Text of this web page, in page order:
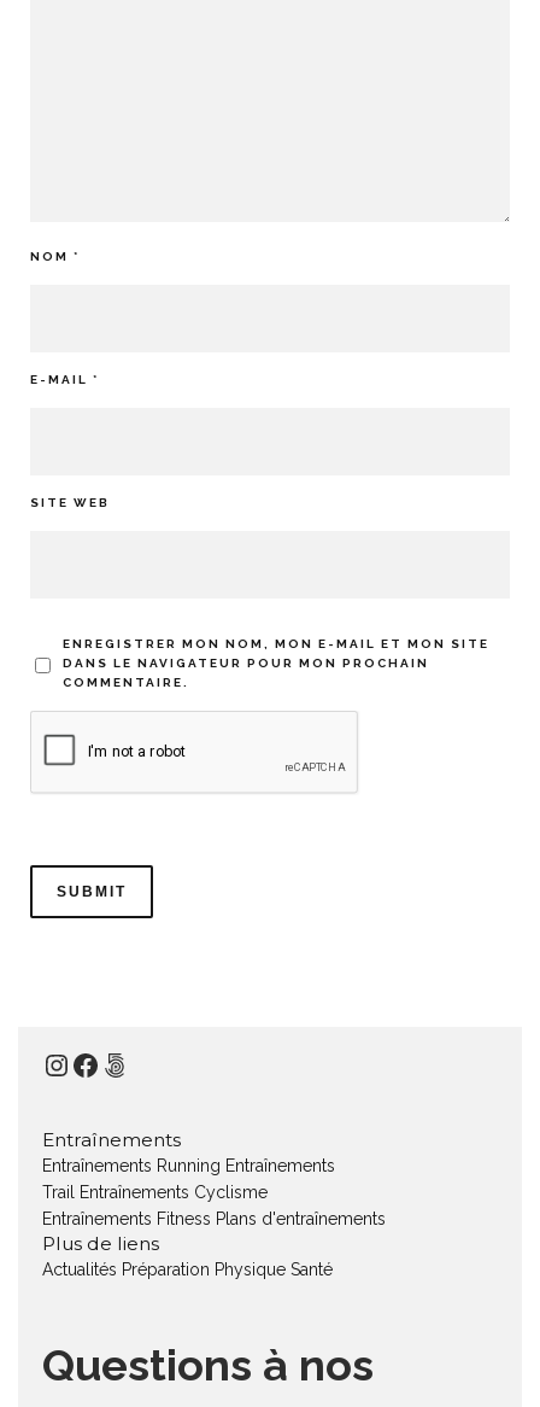
NOM *
E-MAIL *
SITE WEB
ENREGISTRER MON NOM, MON E-MAIL ET MON SITE
DANS LE NAVIGATEUR POUR MON PROCHAIN
COMMENTAIRE.
Instagram
Facebook
500px
Entraînements
Entraînements Running Entraînements
Trail
Entraînements Cyclisme
Entraînements Fitness Plans d'entraînements
Plus de liens
Actualités Préparation Physique Santé
Questions à nos